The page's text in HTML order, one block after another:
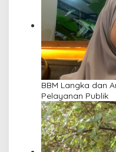
BBM Langka dan
Pelayanan Publik